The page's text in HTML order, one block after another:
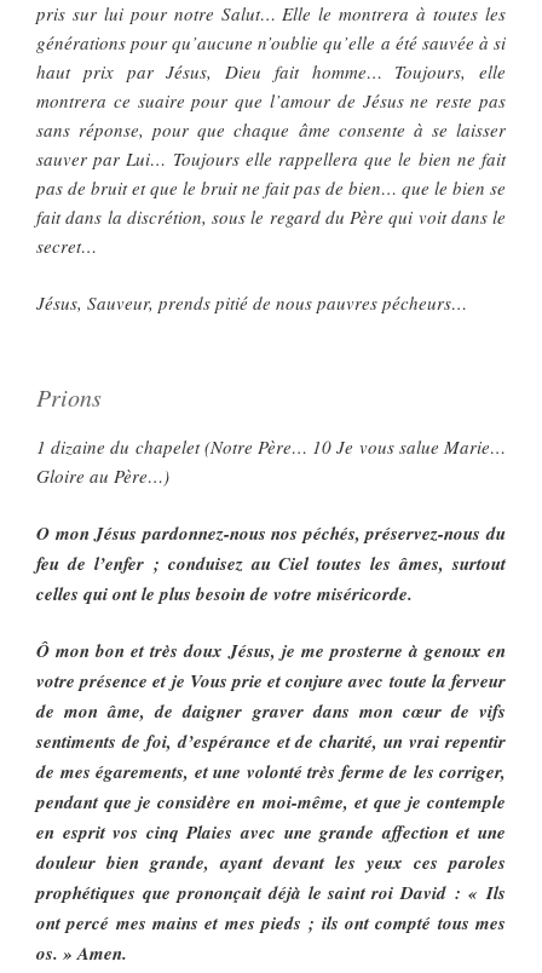
pris sur lui pour notre Salut… Elle le montrera à toutes les
générations pour qu’aucune n’oublie qu’elle a été sauvée à si
haut prix par Jésus, Dieu fait homme… Toujours, elle
montrera ce suaire pour que l’amour de Jésus ne reste pas
sans réponse, pour que chaque âme consente à se laisser
sauver par Lui… Toujours elle rappellera que le bien ne fait
pas de bruit et que le bruit ne fait pas de bien… que le bien se
fait dans la discrétion, sous le regard du Père qui voit dans le
secret…
Jésus, Sauveur, prends pitié de nous pauvres pécheurs…
Prions
1 dizaine du chapelet (Notre Père… 10 Je vous salue Marie…
Gloire au Père…)
O mon Jésus pardonnez-nous nos péchés, préservez-nous du
feu de l’enfer ; conduisez au Ciel toutes les âmes, surtout
celles qui ont le plus besoin de votre miséricorde.
Ô mon bon et très doux Jésus, je me prosterne à genoux en
votre présence et je Vous prie et conjure avec toute la ferveur
de mon âme, de daigner graver dans mon cœur de vifs
sentiments de foi, d’espérance et de charité, un vrai repentir
de mes égarements, et une volonté très ferme de les corriger,
pendant que je considère en moi-même, et que je contemple
en esprit vos cinq Plaies avec une grande affection et une
douleur bien grande, ayant devant les yeux ces paroles
prophétiques que prononçait déjà le saint roi David : « Ils
ont percé mes mains et mes pieds ; ils ont compté tous mes
os. » Amen.